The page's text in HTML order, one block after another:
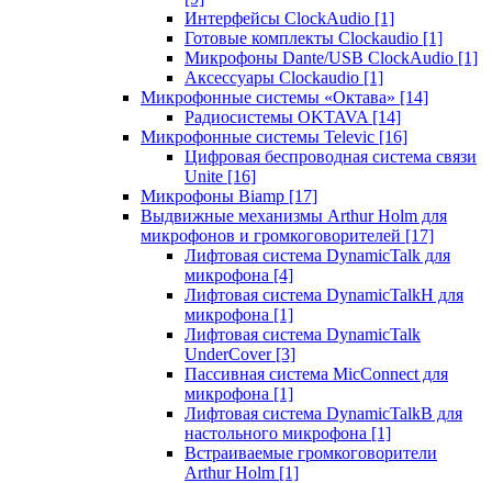
Интерфейсы ClockAudio [1]
Готовые комплекты Clockaudio [1]
Микрофоны Dante/USB ClockAudio [1]
Аксессуары Clockaudio [1]
Микрофонные системы «Октава» [14]
Радиосистемы OKTAVA [14]
Микрофонные системы Televic [16]
Цифровая беспроводная система связи
Unite [16]
Микрофоны Biamp [17]
Выдвижные механизмы Arthur Holm для
микрофонов и громкоговорителей [17]
Лифтовая система DynamicTalk для
микрофона [4]
Лифтовая система DynamicTalkH для
микрофона [1]
Лифтовая система DynamicTalk
UnderCover [3]
Пассивная система MicConnect для
микрофона [1]
Лифтовая система DynamicTalkB для
настольного микрофона [1]
Встраиваемые громкоговорители
Arthur Holm [1]